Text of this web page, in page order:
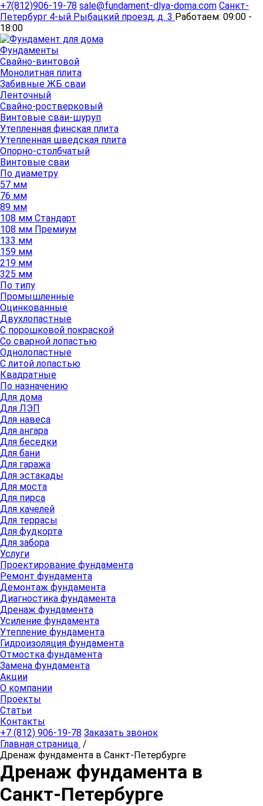
+7(812)906-19-78 sale@fundament-dlya-doma.com Санкт-
Петербург 4-ый Рыбацкий проезд, д. 3 Работаем: 09:00 -
18:00
Фундаменты
Свайно-винтовой
Монолитная плита
Забивные ЖБ сваи
Ленточный
Свайно-ростверковый
Винтовые сваи-шуруп
Утепленная финская плита
Утепленная шведская плита
Опорно-столбчатый
Винтовые сваи
По диаметру
57 мм
76 мм
89 мм
108 мм Стандарт
108 мм Премиум
133 мм
159 мм
219 мм
325 мм
По типу
Промышленные
Оцинкованные
Двухлопастные
С порошковой покраской
Со сварной лопастью
Однолопастные
С литой лопастью
Квадратные
По назначению
Для дома
Для ЛЭП
Для навеса
Для ангара
Для беседки
Для бани
Для гаража
Для эстакады
Для моста
Для пирса
Для качелей
Для террасы
Для фудкорта
Для забора
Услуги
Проектирование фундамента
Ремонт фундамента
Демонтаж фундамента
Диагностика фундамента
Дренаж фундамента
Усиление фундамента
Утепление фундамента
Гидроизоляция фундамента
Отмостка фундамента
Замена фундамента
Акции
О компании
Проекты
Статьи
Контакты
+7 (812) 906-19-78 Заказать звонок
Главная страница /
Дренаж фундамента в Санкт-Петербурге
Дренаж фундамента в
Санкт-Петербурге